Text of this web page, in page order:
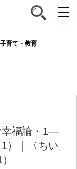
メ
子育て・教育
幸福論・1—
）｜〈ちい